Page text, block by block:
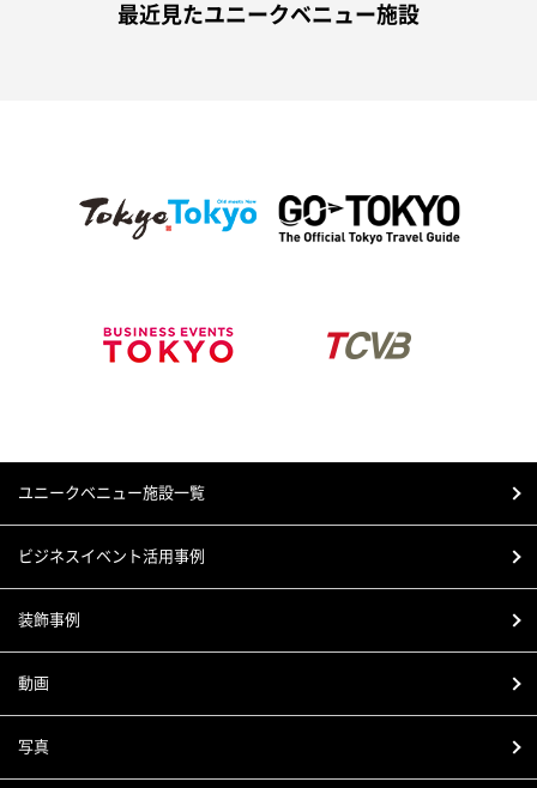
最近見たユニークベニュー施設
ユニークベニュー施設一覧
ビジネスイベント活用事例
装飾事例
動画
写真